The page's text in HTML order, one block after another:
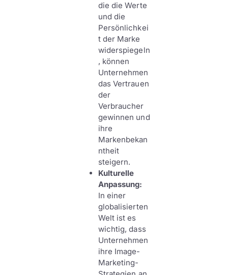
die die Werte
und die
Persönlichkei
t der Marke
widerspiegeln
, können
Unternehmen
das Vertrauen
der
Verbraucher
gewinnen und
ihre
Markenbekan
ntheit
steigern.
Kulturelle
Anpassung:
In einer
globalisierten
Welt ist es
wichtig, dass
Unternehmen
ihre Image-
Marketing-